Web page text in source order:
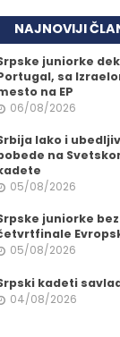
NAJNOVIJI
juniorke
sa
na EP
06/08/2026
lako i
na
05/08/2026
juniorke
05/08/2026
kadeti
04/08/2026